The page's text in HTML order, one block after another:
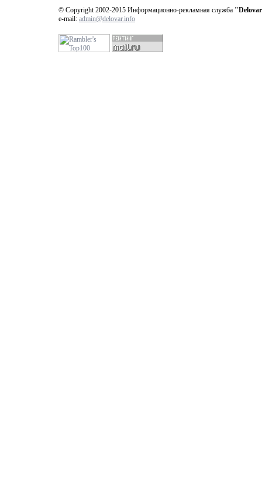
© Copyright 2002-2015 Информационно-рекламная служба
e-mail: admin@delovar.info